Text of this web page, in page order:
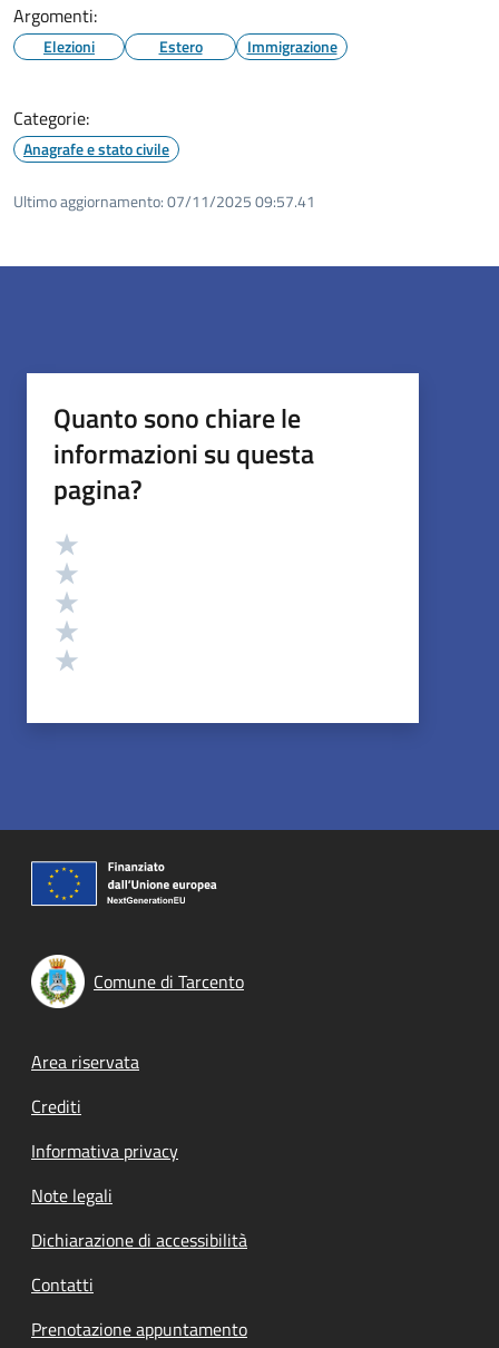
Argomenti:
Elezioni Estero Immigrazione
Categorie:
Anagrafe e stato civile
Ultimo aggiornamento:07/11/2025 09:57.41
Quanto sono chiare le
informazioni su questa
pagina?
Valutazione
Comune di Tarcento
Footer menu
Area riservata
Crediti
Informativa privacy
Note legali
Dichiarazione di accessibilità
Contatti
Prenotazione appuntamento